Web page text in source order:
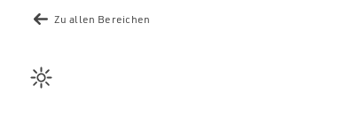
Zu allen Bereichen